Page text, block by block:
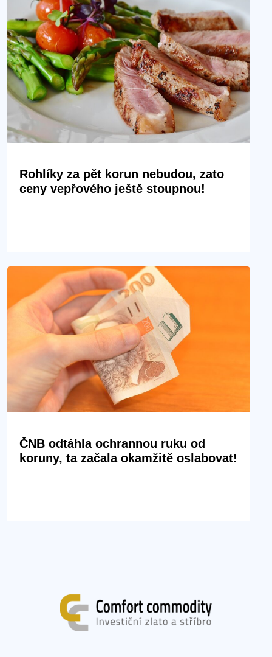
Rohlíky za pět korun nebudou, zato
ceny vepřového ještě stoupnou!
ČNB odtáhla ochrannou ruku od
koruny, ta začala okamžitě oslabovat!